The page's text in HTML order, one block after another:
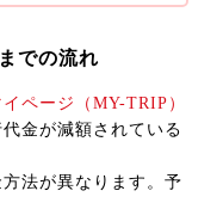
での流れ
イページ（MY-TRIP）
金が減額されている
法が異なります。予